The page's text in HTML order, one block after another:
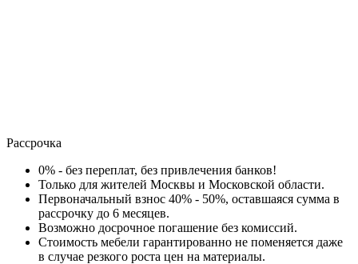
Рассрочка
0% - без переплат, без привлечения банков!
Только для жителей Москвы и Московской области.
Первоначальный взнос 40% - 50%, оставшаяся сумма в
рассрочку до 6 месяцев.
Возможно досрочное погашение без комиссий.
Стоимость мебели гарантированно не поменяется даже
в случае резкого роста цен на материалы.